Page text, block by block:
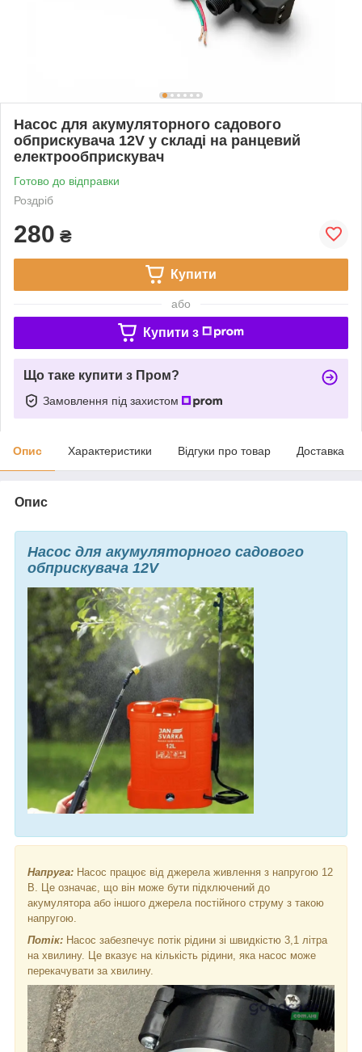
Насос для акумуляторного садового
обприскувача 12V у складі на ранцевий
електрообприскувач
Готово до відправки
Роздріб
280 ₴
Купити
або
Купити з
Що таке купити з Пром?
Замовлення під захистом
Опис Характеристики Відгуки про товар Доставка
Опис
Насос для акумуляторного садового
обприскувача 12V
Напруга: Насос працює від джерела живлення з напругою 12
В. Це означає, що він може бути підключений до
акумулятора або іншого джерела постійного струму з такою
напругою.
Потік: Насос забезпечує потік рідини зі швидкістю 3,1 літра
на хвилину. Це вказує на кількість рідини, яка насос може
перекачувати за хвилину.